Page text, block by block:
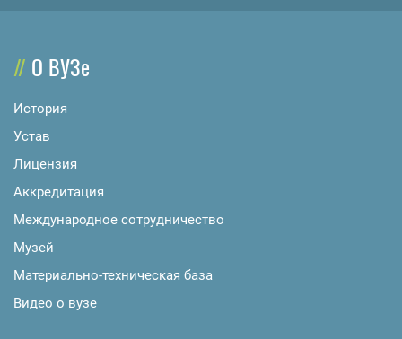
О ВУЗе
История
Устав
Лицензия
Аккредитация
Международное сотрудничество
Музей
Материально-техническая база
Видео о вузе